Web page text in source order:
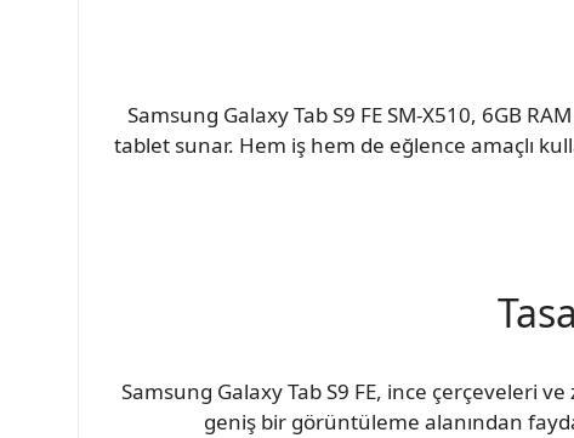
Samsung Galaxy Tab S9 FE SM-X510, 6GB
tablet sunar. Hem iş hem de eğlence amaçlı
Samsung Galaxy Tab S9 FE, ince çerçeveleri
geniş bir görüntüleme alanından